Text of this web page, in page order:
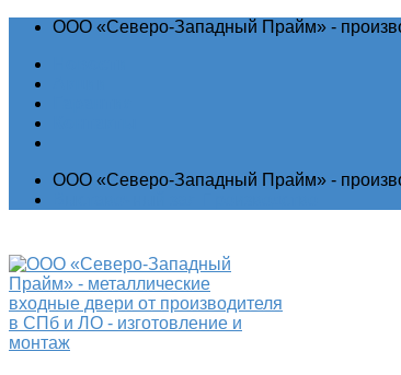
ООО «Северо-Западный Прайм» -
ООО «Северо-Западный Прайм» -